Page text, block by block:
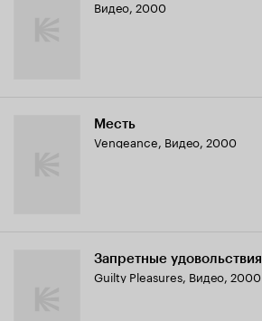
Видео, 2000
Месть
Vengeance, Видео, 2000
Запретные удовольствия
Guilty Pleasures, Видео, 2000